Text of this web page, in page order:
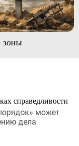
справедливости
может
дела